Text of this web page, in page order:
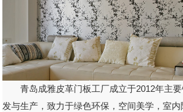
青岛成雅皮革门板工厂成立于2012年主
发与生产，致力于绿色环保，空间美学，室